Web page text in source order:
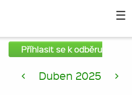
☰
Příhlasit se k odběru
< Duben 2025 >